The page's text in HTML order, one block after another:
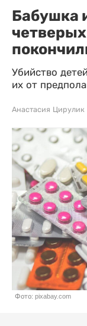
Бабушка
Убийство
их от
Анастасия Цирулик
Фото: pixabay.com